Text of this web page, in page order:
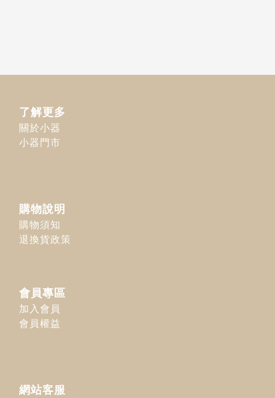
了解更多
關於小器
小器門市
購物說明
購物須知
退換貨政策
會員專區
加入會員
會員權益
網站客服